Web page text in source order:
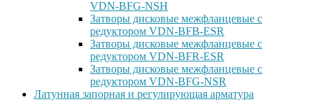
VDN-BFG-NSH
Затворы дисковые межфланцевые с
редуктором VDN-BFB-ESR
Затворы дисковые межфланцевые с
редуктором VDN-BFR-ESR
Затворы дисковые межфланцевые с
редуктором VDN-BFG-NSR
Латунная запорная и регулирующая арматура